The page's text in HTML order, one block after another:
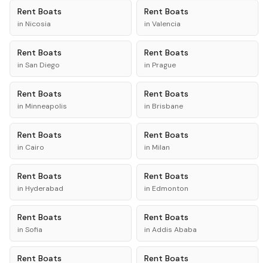
Rent Boats
in Nicosia
Rent Boats
in Valencia
Rent Boats
in San Diego
Rent Boats
in Prague
Rent Boats
in Minneapolis
Rent Boats
in Brisbane
Rent Boats
in Cairo
Rent Boats
in Milan
Rent Boats
in Hyderabad
Rent Boats
in Edmonton
Rent Boats
in Sofia
Rent Boats
in Addis Ababa
Rent Boats Rent Boats